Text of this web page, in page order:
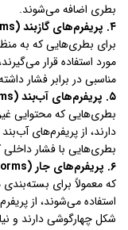
بطری اضافه می‌شوند.
۴. پریفرم‌های گازبند (Carbonated Preforms):
برای بطری‌هایی که به
مورد استفاده قرار
مناسبی در برابر فشار
۵. پریفرم‌های آب‌بند (Non-Carbonated Preforms):
بطری‌هایی که محتوایی
دارند، از پریفرم‌های
بطری‌هایی با فشار
۶. پریفرم‌های جار (Jar Preforms):
که معمولاً برای
استفاده می‌شوند، از
شکل چهارگوشی دارند و